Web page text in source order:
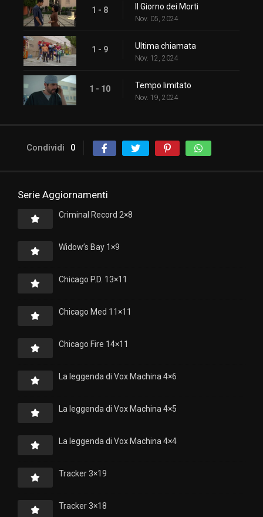
1 - 8 Il Giorno dei Morti
Nov. 05, 2024
1 - 9 Ultima chiamata
Nov. 12, 2024
1 - 10 Tempo limitato
Nov. 19, 2024
Condividi 0
Serie Aggiornamenti
Criminal Record 2×8
Widow’s Bay 1×9
Chicago P.D. 13×11
Chicago Med 11×11
Chicago Fire 14×11
La leggenda di Vox Machina 4×6
La leggenda di Vox Machina 4×5
La leggenda di Vox Machina 4×4
Tracker 3×19
Tracker 3×18